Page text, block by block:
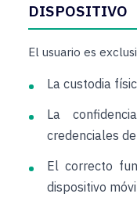
DISPOSITIVO
El usuario es
La custodia
La
credenciales
El correcto
dispositivo